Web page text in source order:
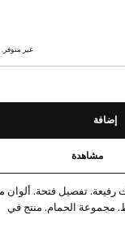
غير متوفر.
إضافة
مشاهدة
تفصيل فتحة. ألوان
مجموعة الحمام. منتج في